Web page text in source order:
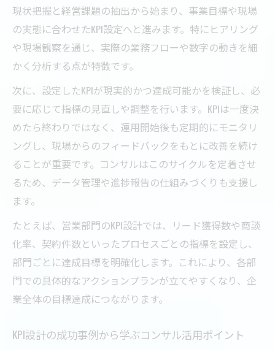
現状把握と経営課題の抽出から始まり、事業目標や現場
の実態に合わせたKPI設定へと進みます。特にヒアリング
や現場観察を通じ、実際の業務フローや数字の動きを細
かく分析する点が特徴です。
次に、設定したKPIが現実的かつ達成可能かを検証し、必
要に応じて指標の見直しや調整を行います。KPIは一度決
めたら終わりではなく、運用開始後も定期的にモニタリ
ングし、現場からのフィードバックをもとに改善を続け
ることが重要です。コンサルはこのサイクルを定着させ
るため、データ管理や進捗報告の仕組みづくりも支援し
ます。
たとえば、営業部門のKPI設計では、リード獲得数や商談
化率、契約件数といったプロセスごとの指標を設定し、
部門ごとに達成目標を明確化します。これにより、各部
門での具体的なアクションプランが立てやすくなり、企
業全体の目標達成につながります。
KPI設計の成功事例から学ぶコンサル活用ポイント